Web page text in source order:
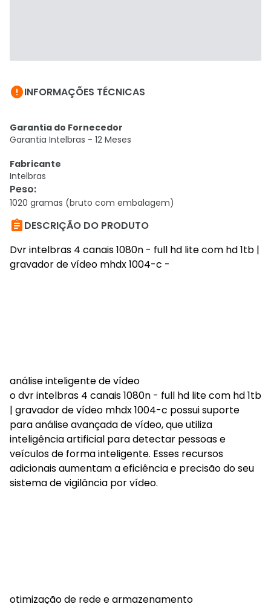
INFORMAÇÕES TÉCNICAS
Garantia do Fornecedor
Garantia Intelbras - 12 Meses
Fabricante
Intelbras
Peso:
1020 gramas (bruto com embalagem)
DESCRIÇÃO DO PRODUTO
Dvr intelbras 4 canais 1080n - full hd lite com hd 1tb |
gravador de vídeo mhdx 1004-c -
análise inteligente de vídeo
o dvr intelbras 4 canais 1080n - full hd lite com hd 1tb
| gravador de vídeo mhdx 1004-c possui suporte
para análise avançada de vídeo, que utiliza
inteligência artificial para detectar pessoas e
veículos de forma inteligente. Esses recursos
adicionais aumentam a eficiência e precisão do seu
sistema de vigilância por vídeo.
otimização de rede e armazenamento